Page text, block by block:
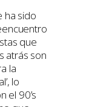
ha sido
que
atrás son
la
lo
el 90’s